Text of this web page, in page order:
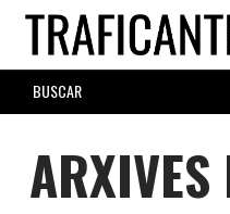
Skip
main
content
SEARCH
FORM
ARXIVES